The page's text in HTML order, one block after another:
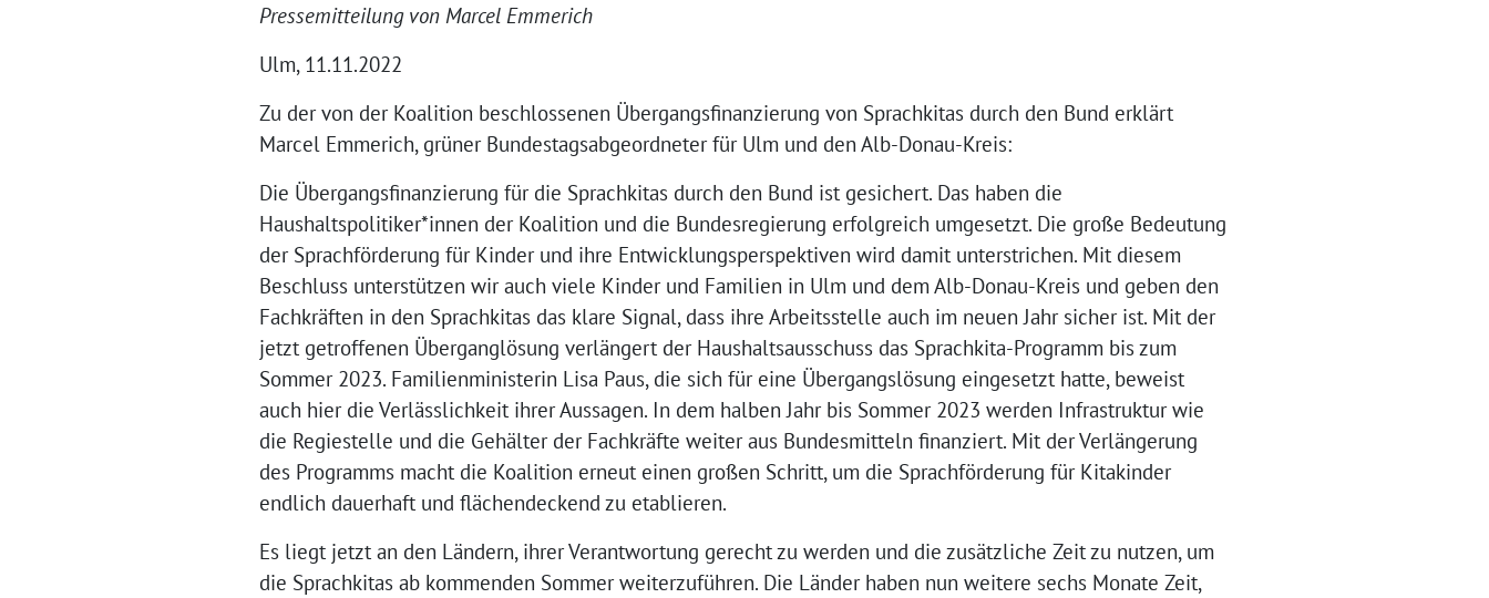
Pressemitteilung von Marcel Emmerich
Ulm, 11.11.2022
Zu der von der Koalition beschlossenen Übergangsfinanzierung von Sprachkitas durch den Bund erklärt
Marcel Emmerich, grüner Bundestagsabgeordneter für Ulm und den Alb-Donau-Kreis:
Die Übergangsfinanzierung für die Sprachkitas durch den Bund ist gesichert. Das haben die
Haushaltspolitiker*innen der Koalition und die Bundesregierung erfolgreich umgesetzt. Die große Bedeutung
der Sprachförderung für Kinder und ihre Entwicklungsperspektiven wird damit unterstrichen. Mit diesem
Beschluss unterstützen wir auch viele Kinder und Familien in Ulm und dem Alb-Donau-Kreis und geben den
Fachkräften in den Sprachkitas das klare Signal, dass ihre Arbeitsstelle auch im neuen Jahr sicher ist. Mit der
jetzt getroffenen Überganglösung verlängert der Haushaltsausschuss das Sprachkita-Programm bis zum
Sommer 2023. Familienministerin Lisa Paus, die sich für eine Übergangslösung eingesetzt hatte, beweist
auch hier die Verlässlichkeit ihrer Aussagen. In dem halben Jahr bis Sommer 2023 werden Infrastruktur wie
die Regiestelle und die Gehälter der Fachkräfte weiter aus Bundesmitteln finanziert. Mit der Verlängerung
des Programms macht die Koalition erneut einen großen Schritt, um die Sprachförderung für Kitakinder
endlich dauerhaft und flächendeckend zu etablieren.
Es liegt jetzt an den Ländern, ihrer Verantwortung gerecht zu werden und die zusätzliche Zeit zu nutzen, um
die Sprachkitas ab kommenden Sommer weiterzuführen. Die Länder haben nun weitere sechs Monate Zeit,